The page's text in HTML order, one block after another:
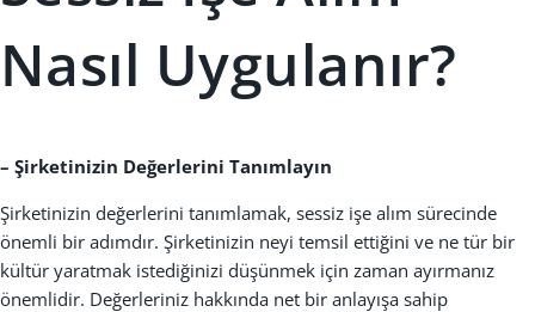
Nasıl Uygulanır?
– Şirketinizin Değerlerini Tanımlayın
Şirketinizin değerlerini tanımlamak, sessiz işe alım sürecinde
önemli bir adımdır. Şirketinizin neyi temsil ettiğini ve ne tür bir
kültür yaratmak istediğinizi düşünmek için zaman ayırmanız
önemlidir. Değerleriniz hakkında net bir anlayışa sahip